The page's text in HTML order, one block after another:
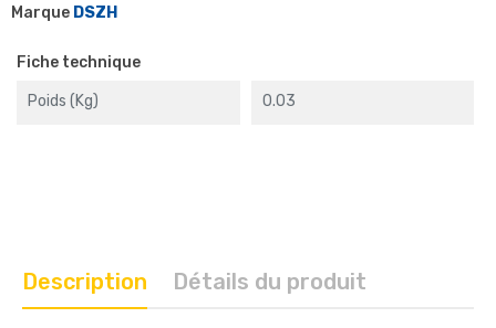
Marque DSZH
Fiche technique
Poids (kg) 0.03
Description Détails du produit